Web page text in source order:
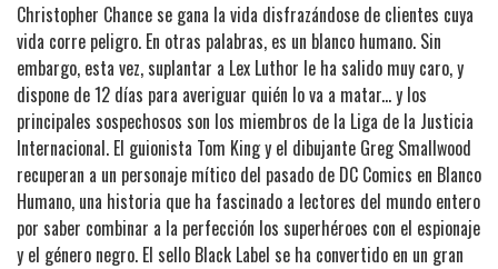
Christopher Chance se gana la vida disfrazándose de clientes cuya
vida corre peligro. En otras palabras, es un blanco humano. Sin
embargo, esta vez, suplantar a Lex Luthor le ha salido muy caro, y
dispone de 12 días para averiguar quién lo va a matar... y los
principales sospechosos son los miembros de la Liga de la Justicia
Internacional. El guionista Tom King y el dibujante Greg Smallwood
recuperan a un personaje mítico del pasado de DC Comics en Blanco
Humano, una historia que ha fascinado a lectores del mundo entero
por saber combinar a la perfección los superhéroes con el espionaje
y el género negro. El sello Black Label se ha convertido en un gran